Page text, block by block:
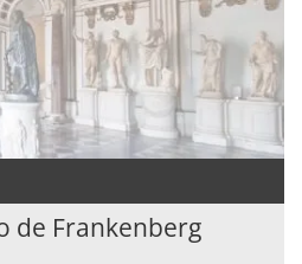
de Frankenberg